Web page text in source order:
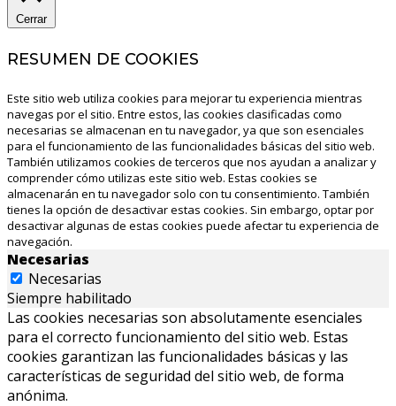
Cerrar
RESUMEN DE COOKIES
Este sitio web utiliza cookies para mejorar tu experiencia mientras
navegas por el sitio. Entre estos, las cookies clasificadas como
necesarias se almacenan en tu navegador, ya que son esenciales
para el funcionamiento de las funcionalidades básicas del sitio web.
También utilizamos cookies de terceros que nos ayudan a analizar y
comprender cómo utilizas este sitio web. Estas cookies se
almacenarán en tu navegador solo con tu consentimiento. También
tienes la opción de desactivar estas cookies. Sin embargo, optar por
desactivar algunas de estas cookies puede afectar tu experiencia de
navegación.
Necesarias
Necesarias
Siempre habilitado
Las cookies necesarias son absolutamente esenciales
para el correcto funcionamiento del sitio web. Estas
cookies garantizan las funcionalidades básicas y las
características de seguridad del sitio web, de forma
anónima.